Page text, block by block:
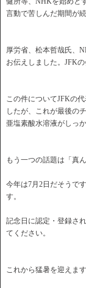
言動で苦しんだ期間が続
厚労省、松本哲哉氏、
お伝えしました。 JFKの
この件についてJFKの
したが、 これが最後の
亜塩素酸水溶液がしっ
もう一つの話題は「真
今年は7月2日だそうです
す。
記念日に認定・登録され
てください。
これから猛暑を迎えま